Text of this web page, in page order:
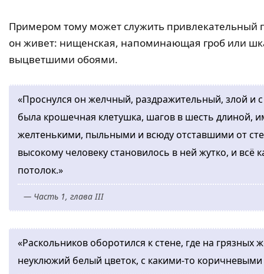
Примером тому может служить привлекательный
он живет: нищенская, напоминающая гроб или
выцветшими обоями.
«Проснулся он желчный, раздражительный, злой и
была крошечная клетушка, шагов в шесть длиной,
желтенькими, пыльными и всюду отставшими от
высокому человеку становилось в ней жутко, и всё
потолок.»
— Часть 1, глава III
«Раскольников оборотился к стене, где на
неуклюжий белый цветок, с какими-то